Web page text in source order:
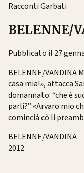
Racconti Garbati
BELENNE/
Pubblicato il 27
BELENNE/VANDINA
casa mia!», attacca
domannato: “che è
parli?” «Arvaro mio
comincià cò li
2012